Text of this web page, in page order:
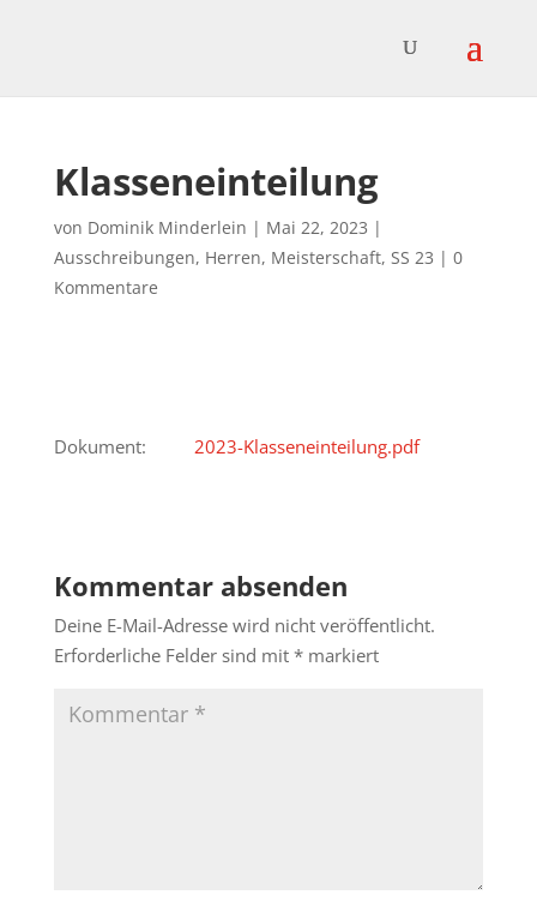
Klasseneinteilung
von Dominik Minderlein | Mai 22, 2023 |
Ausschreibungen, Herren, Meisterschaft, SS 23 | 0
Kommentare
Dokument: 2023-Klasseneinteilung.pdf
Kommentar absenden
Deine E-Mail-Adresse wird nicht veröffentlicht.
Erforderliche Felder sind mit *markiert